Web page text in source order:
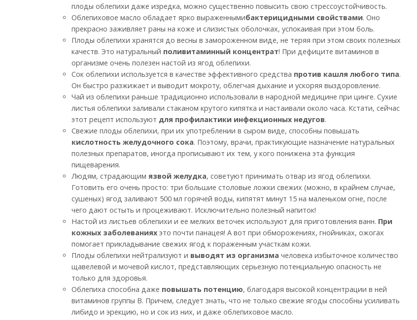
плоды облепихи даже изредка, можно существенно повысить свою стрессоустойчивость.
Облепиховое масло обладает ярко выраженнымибактерицидными свойствами. Оно
прекрасно заживляет раны на коже и слизистых оболочках, успокаивая при этом боль.
Плоды облепихи хранятся до весны в замороженном виде, не теряя при этом своих полезных
качеств. Это натуральный поливитаминный концентрат! При дефиците витаминов в
организме очень полезен настой из ягод облепихи.
Сок облепихи используется в качестве эффективного средства против кашля любого типа.
Он быстро разжижает и выводит мокроту, облегчая дыхание и ускоряя выздоровление.
Чай из облепихи раньше традиционно использовали в народной медицине при цинге. Сухие
листья облепихи заливали стаканом крутого кипятка и настаивали около часа. Кстати, сейчас
этот рецепт используют для профилактики инфекционных недугов.
Свежие плоды облепихи, при их употреблении в сыром виде, способны повышать
кислотность желудочного сока. Поэтому, врачи, практикующие назначение натуральных
полезных препаратов, иногда прописывают их тем, у кого понижена эта функция
пищеварения.
Людям, страдающим язвой желудка, советуют принимать отвар из ягод облепихи.
Готовить его очень просто: три большие столовые ложки свежих (можно, в крайнем случае,
сушеных) ягод заливают 500 мл горячей воды, кипятят минут 15 на маленьком огне, после
чего дают остыть и процеживают. Исключительно полезный напиток!
Настой из листьев облепихи и ее мелких веточек используют для приготовления ванн. При
кожных заболеванияхэто почти панацея! А вот при обморожениях, гнойниках, ожогах
помогает прикладывание свежих ягод к пораженным участкам кожи.
Плоды облепихи нейтрализуют и выводят из организма человека избыточное количество
щавелевой и мочевой кислот, представляющих серьезную потенциальную опасность не
только для здоровья.
Облепиха способна даже повышать потенцию, благодаря высокой концентрации в ней
витаминов группы В. Причем, следует знать, что не только свежие ягоды способны усиливать
либидо и эрекцию, но и сок из них, и даже облепиховое масло.